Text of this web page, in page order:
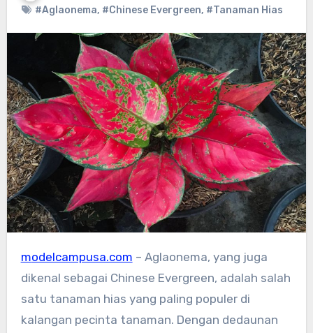
#Aglaonema, #Chinese Evergreen, #Tanaman Hias
modelcampusa.com – Aglaonema, yang juga
dikenal sebagai Chinese Evergreen, adalah salah
satu tanaman hias yang paling populer di
kalangan pecinta tanaman. Dengan dedaunan